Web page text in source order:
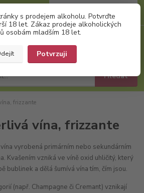
s prodejem alkoholu. Potvrďte
18 let. Zákaz prodeje alkoholických
osobám mladším 18 let.
Potvrzuji
Hledat
za0,00 Kč
frizzante
vína, frizzante
vyrobená primárním nebo sekundárním
Kvašením vzniká ve víně oxid uhličitý, který
bublinek a dělá šumívá vína tím, čím jsou.
(např. Champagne či Cremant) vznikají